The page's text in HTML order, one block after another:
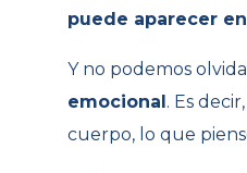
puede aparecer
Y no podemos
emocional . Es
cuerpo, lo que